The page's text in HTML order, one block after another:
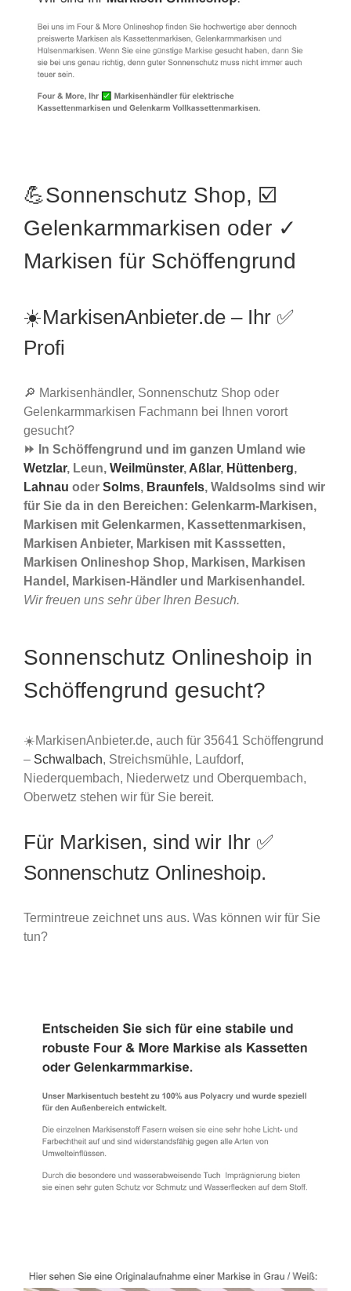
💪Sonnenschutz Shop, ☑️
Gelenkarmmarkisen oder ✓
Markisen für Schöffengrund
☀️MarkisenAnbieter.de – Ihr ✅
Profi
🔎 Markisenhändler, Sonnenschutz Shop oder
Gelenkarmmarkisen Fachmann bei Ihnen vorort
gesucht?
⏩ In Schöffengrund und im ganzen Umland wie
Wetzlar, Leun, Weilmünster, Aßlar, Hüttenberg,
Lahnau oder Solms, Braunfels, Waldsolms sind wir
für Sie da in den Bereichen: Gelenkarm-Markisen,
Markisen mit Gelenkarmen, Kassettenmarkisen,
Markisen Anbieter, Markisen mit Kasssetten,
Markisen Onlineshop Shop, Markisen, Markisen
Handel, Markisen-Händler und Markisenhandel.
Wir freuen uns sehr über Ihren Besuch.
Sonnenschutz Onlineshoip in
Schöffengrund gesucht?
☀️MarkisenAnbieter.de, auch für 35641 Schöffengrund
– Schwalbach, Streichsmühle, Laufdorf,
Niederquembach, Niederwetz und Oberquembach,
Oberwetz stehen wir für Sie bereit.
Für Markisen, sind wir Ihr ✅
Sonnenschutz Onlineshoip.
Termintreue zeichnet uns aus. Was können wir für Sie
tun?